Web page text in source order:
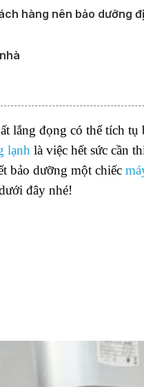
hàng nên bảo dưỡng
lắng đọng có thể tích
lạnh là việc hết sức cần
bảo dưỡng một chiếc
đây nhé!